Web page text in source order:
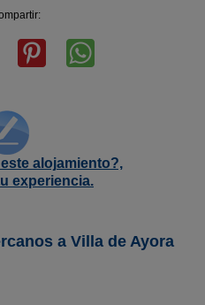
alojamiento?,
experiencia.
a Villa de Ayora